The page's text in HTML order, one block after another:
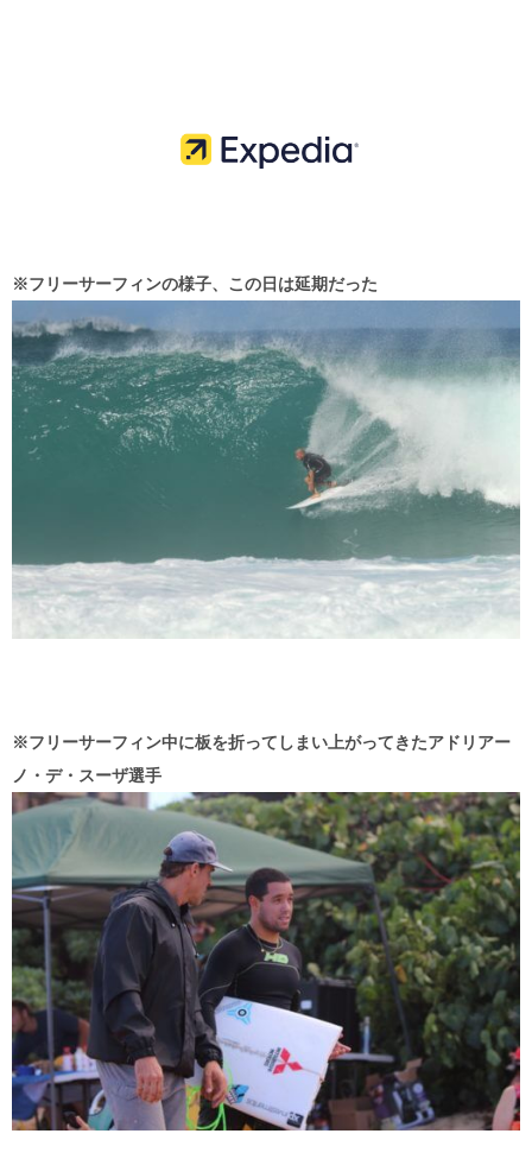
※フリーサーフィンの様子、この日は延期だった
※フリーサーフィン中に板を折ってしまい上がってきたアドリアー
ノ・デ・スーザ選手